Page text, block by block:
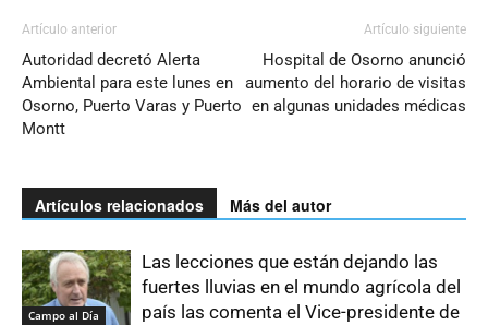
Artículo anterior
Autoridad decretó Alerta
Ambiental para este lunes en
Osorno, Puerto Varas y Puerto
Montt
Artículo siguiente
Hospital de Osorno anunció
aumento del horario de visitas
en algunas unidades médicas
Artículos relacionados Más del autor
Campo al Día
Las lecciones que están dejando las
fuertes lluvias en el mundo agrícola del
país las comenta el Vice-presidente de